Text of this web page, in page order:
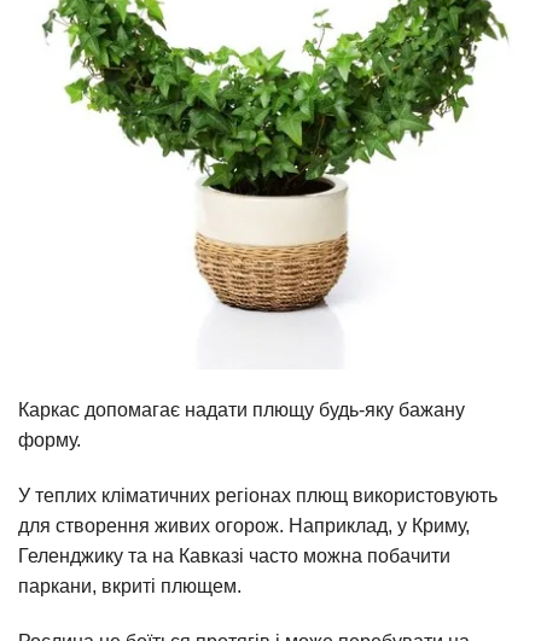
Каркас допомагає надати плющу будь-яку бажану
форму.
У теплих кліматичних регіонах плющ використовують
для створення живих огорож. Наприклад, у Криму,
Геленджику та на Кавказі часто можна побачити
паркани, вкриті плющем.